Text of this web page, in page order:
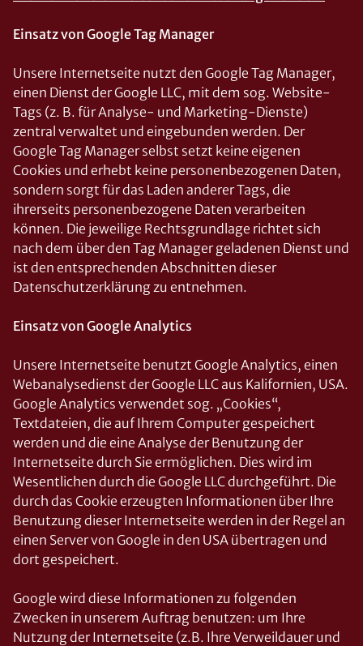
Einsatz von Google Tag Manager
Unsere Internetseite nutzt den Google Tag Manager,
einen Dienst der Google LLC, mit dem sog. Website-
Tags (z. B. für Analyse- und Marketing-Dienste)
zentral verwaltet und eingebunden werden. Der
Google Tag Manager selbst setzt keine eigenen
Cookies und erhebt keine personenbezogenen Daten,
sondern sorgt für das Laden anderer Tags, die
ihrerseits personenbezogene Daten verarbeiten
können. Die jeweilige Rechtsgrundlage richtet sich
nach dem über den Tag Manager geladenen Dienst und
ist den entsprechenden Abschnitten dieser
Datenschutzerklärung zu entnehmen.
Einsatz von Google Analytics
Unsere Internetseite benutzt Google Analytics, einen
Webanalysedienst der Google LLC aus Kalifornien, USA.
Google Analytics verwendet sog. „Cookies“,
Textdateien, die auf Ihrem Computer gespeichert
werden und die eine Analyse der Benutzung der
Internetseite durch Sie ermöglichen. Dies wird im
Wesentlichen durch die Google LLC durchgeführt. Die
durch das Cookie erzeugten Informationen über Ihre
Benutzung dieser Internetseite werden in der Regel an
einen Server von Google in den USA übertragen und
dort gespeichert.
Google wird diese Informationen zu folgenden
Zwecken in unserem Auftrag benutzen: um Ihre
Nutzung der Internetseite (z.B. Ihre Verweildauer und